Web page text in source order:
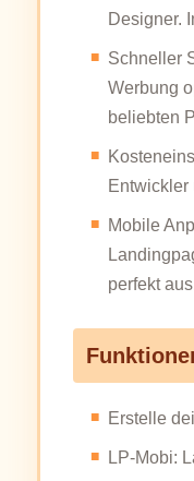
Designer.
Schneller
Werbung
beliebten
Entwickler
Mobile
perfekt
Erstelle
LP-Mobi: